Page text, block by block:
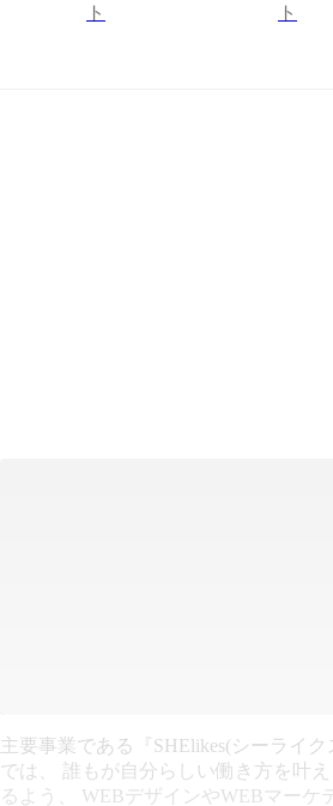
ト
ト
主要事業である『SHElikes(シーライク
では、 誰もが自分らしい働き方を叶え
るよう、 WEBデザインやWEBマーケ